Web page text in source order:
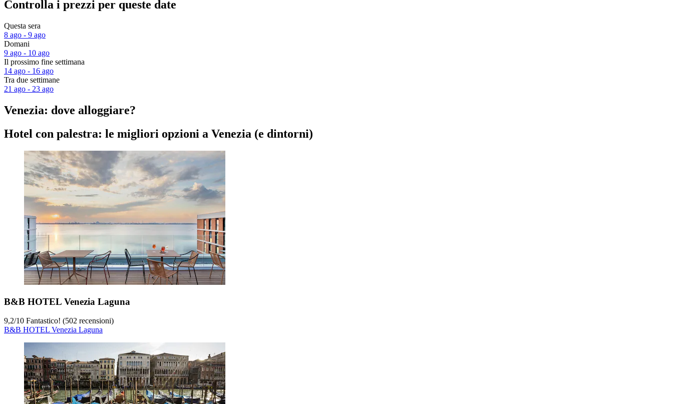
Controlla i prezzi per queste date
Questa sera
8 ago - 9 ago
Domani
9 ago - 10 ago
Il prossimo fine settimana
14 ago - 16 ago
Tra due settimane
21 ago - 23 ago
Venezia: dove alloggiare?
Hotel con palestra: le migliori opzioni a Venezia (e dintorni)
B&B HOTEL Venezia Laguna
9,2/10 Fantastico! (502 recensioni)
B&B HOTEL Venezia Laguna